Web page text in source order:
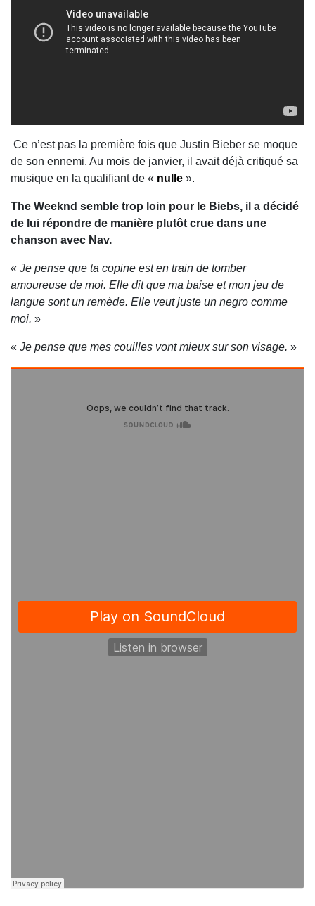
Ce n’est pas la première fois que Justin Bieber se moque
de son ennemi. Au mois de janvier, il avait déjà critiqué sa
musique en la qualifiant de « nulle ».
The Weeknd semble trop loin pour le Biebs, il a décidé
de lui répondre de manière plutôt crue dans une
chanson avec Nav.
« Je pense que ta copine est en train de tomber
amoureuse de moi. Elle dit que ma baise et mon jeu de
langue sont un remède. Elle veut juste un negro comme
moi. »
« Je pense que mes couilles vont mieux sur son visage. »